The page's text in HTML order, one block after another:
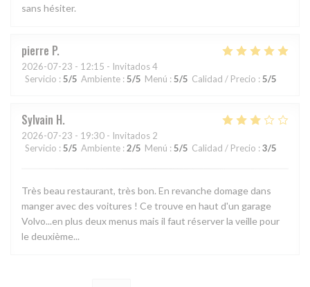
sans hésiter.
pierre P
2026-07-23 - 12:15 - Invitados 4
Servicio : 5/5 Ambiente : 5/5 Menú : 5/5 Calidad / Precio : 5/5
Sylvain H
2026-07-23 - 19:30 - Invitados 2
Servicio : 5/5 Ambiente : 2/5 Menú : 5/5 Calidad / Precio : 3/5
Très beau restaurant, très bon. En revanche domage dans
manger avec des voitures ! Ce trouve en haut d'un garage
Volvo...en plus deux menus mais il faut réserver la veille pour
le deuxième...